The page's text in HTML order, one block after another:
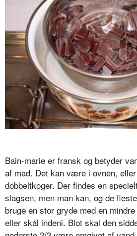
Bain-marie er fransk og betyder
af mad. Det kan være i ovnen,
dobbeltkoger. Der findes en
slagsen, men man kan, og de
bruge en stor gryde med en
eller skål indeni. Blot skal den